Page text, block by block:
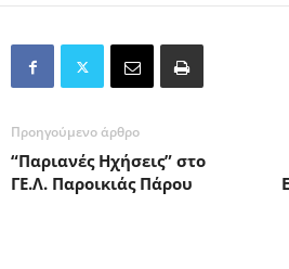
Προηγούμενο άρθρο
“Παριανές Ηχήσεις” στο
ΓΕ.Λ. Παροικιάς Πάρου